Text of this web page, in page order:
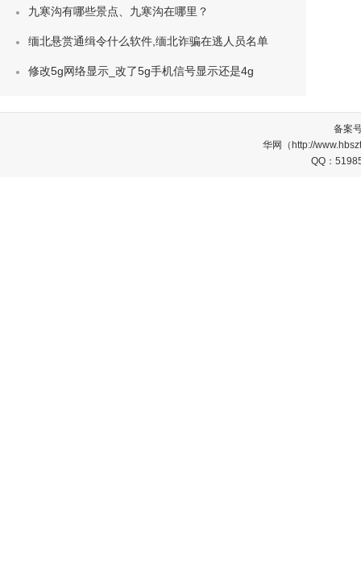
九寒沟有哪些景点、九寒沟在哪里？
缅北悬赏通缉令什么软件,缅北诈骗在逃人员名单
修改5g网络显示_改了5g手机信号显示还是4g
备案
华网（http://
QQ：